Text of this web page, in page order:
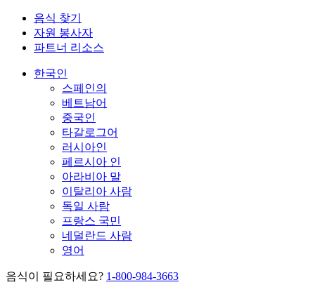
음식 찾기
자원 봉사자
파트너 리소스
한국인
스페인의
베트남어
중국인
타갈로그어
러시아인
페르시아 인
아라비아 말
이탈리아 사람
독일 사람
프랑스 국민
네덜란드 사람
영어
음식이 필요하세요? 1-800-984-3663